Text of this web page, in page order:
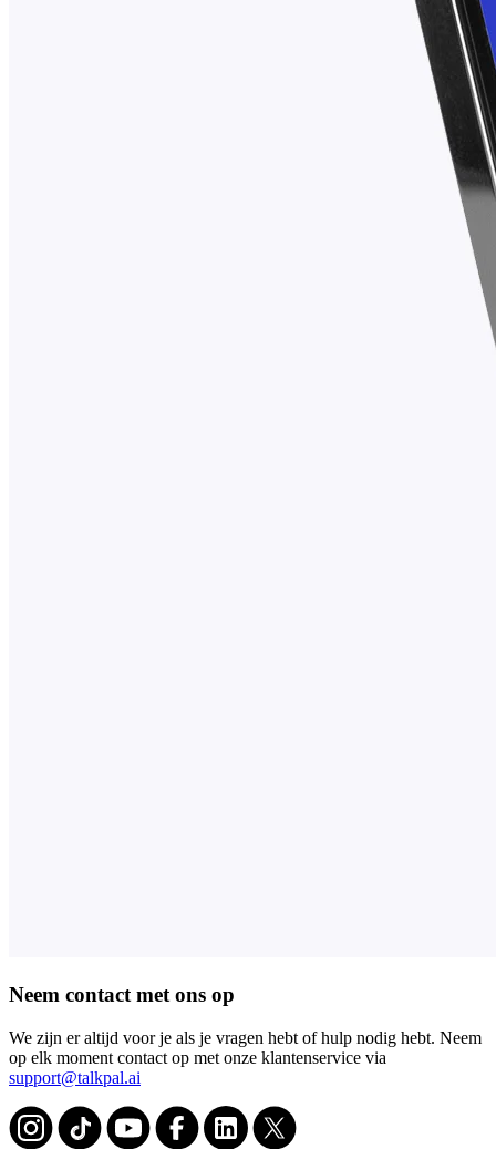
Neem contact met ons op
We zijn er altijd voor je als je vragen hebt of hulp nodig hebt. Neem
op elk moment contact op met onze klantenservice via
support@talkpal.ai